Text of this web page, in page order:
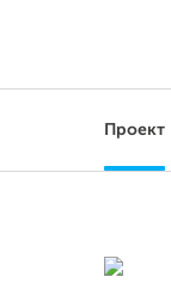
Проект